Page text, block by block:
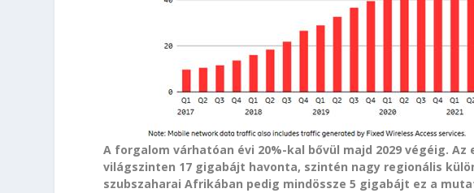
A forgalom várhatóan évi 20%-kal bővül majd 2029 végéig.
világszinten 17 gigabájt havonta, szintén nagy regionális
szubszaharai Afrikában pedig mindössze 5 gigabájt ez a